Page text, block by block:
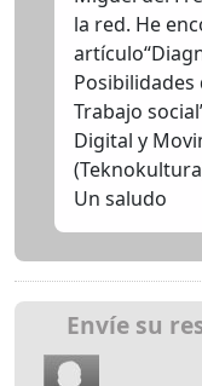
la red. He
Trabajo
Digital y
Un saludo
Envíe su